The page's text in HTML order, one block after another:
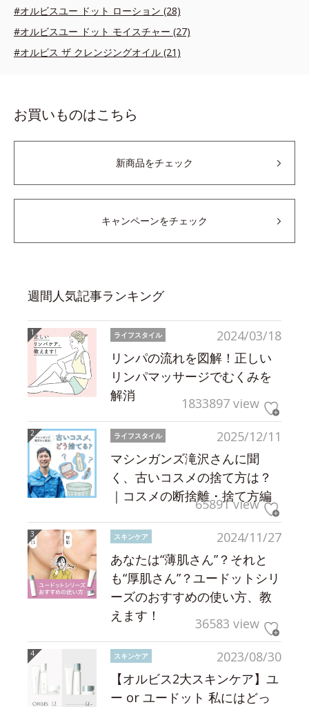
#オルビスユー ドット ローション (28)
#オルビスユー ドット モイスチャー (27)
#オルビス ザ クレンジングオイル (21)
お買いものはこちら
新商品をチェック
キャンペーンをチェック
週間人気記事ランキング
2024/03/18
ライフスタイル
リンパの流れを図解！正しい
リンパマッサージでむくみを
解消
1833897 view
2025/12/11
ライフスタイル
マシンガンズ滝沢さんに聞
く、古いコスメの捨て方は？
｜コスメの断捨離・捨て方編
65891 view
2024/11/27
スキンケア
あなたは“薄肌さん”？それと
も“厚肌さん”？ユードットシリ
ーズのおすすめの使い方、教
えます！
36583 view
2023/08/30
スキンケア
【オルビス2大スキンケア】ユ
ー or ユードット 私にはどっ